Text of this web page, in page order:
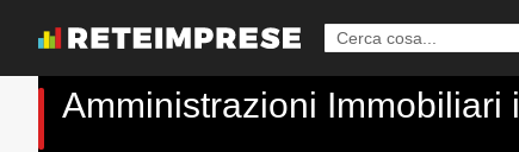
Amministrazioni Immobiliari